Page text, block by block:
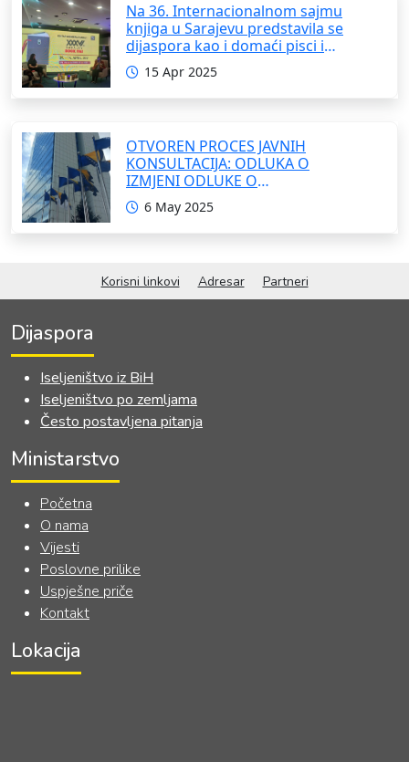
Na 36. Internacionalnom sajmu
knjiga u Sarajevu predstavila se
dijaspora kao i domaći pisci i
umjetnici
15 Apr 2025
OTVOREN PROCES JAVNIH
KONSULTACIJA: ODLUKA O
IZMJENI ODLUKE O
FORMIRANJU INTERRESORNE
RADNE GRUPE ZA IZRADU
OKVIRNOG ZAKONA O
HERCEGOVINE
6 May 2025
Korisni linkovi Adresar Partneri
Dijaspora
Iseljeništvo iz BiH
Iseljeništvo po zemljama
Često postavljena pitanja
Ministarstvo
Početna
O nama
Vijesti
Poslovne prilike
Uspješne priče
Kontakt
Lokacija